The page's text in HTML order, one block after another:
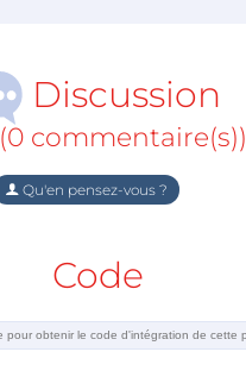
Discussion
(0 commentaire(s))
Qu'en pensez-vous ?
Code